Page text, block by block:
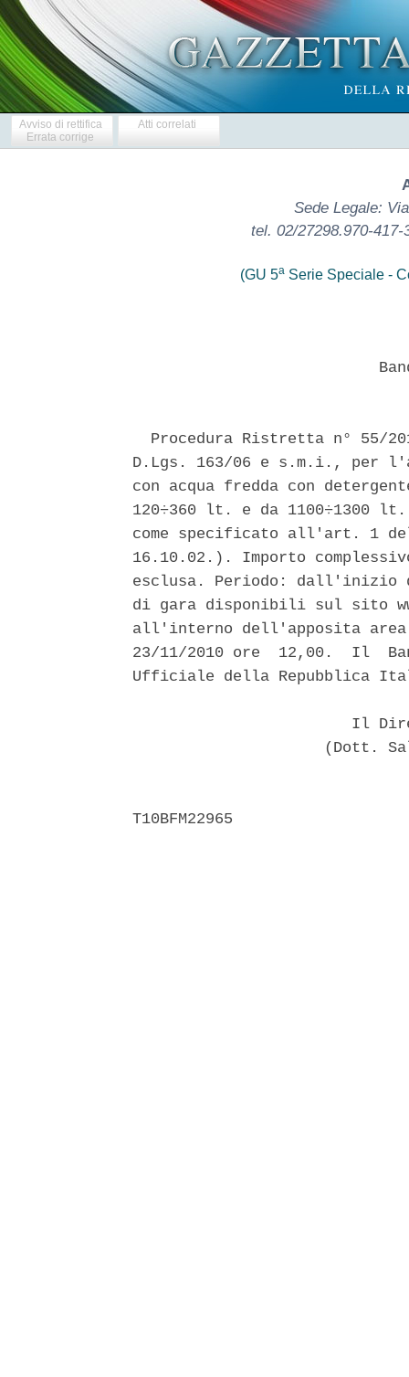
Avviso di rettifica
Errata corrige
Atti correlati
Sede Legale:
tel. 02/27298.970-
(GU 5a Serie Speciale -
Procedura Ristretta n° 55/
D.Lgs. 163/06 e s.m.i., per
con acqua fredda con
120÷360 lt. e da
come specificato all'art. 1
16.10.02.). Importo
esclusa. Periodo: dall'inizio
di gara disponibili sul sito
all'interno dell'apposita area
23/11/2010 ore  12,00.  Il
Ufficiale della Repubblica
Il
(Dott.